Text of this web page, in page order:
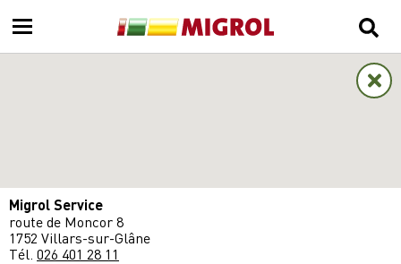
Migrol Service
route de Moncor 8
1752 Villars-sur-Glâne
Tél. 026 401 28 11